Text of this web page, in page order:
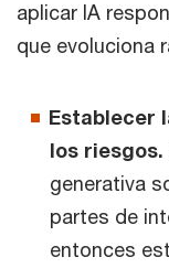
aplicar IA
que evoluciona
Establecer
los riesgos.
generativa
partes de
entonces